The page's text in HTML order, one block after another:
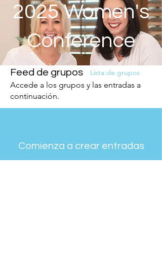
2025 Women's
Conference
Feed de grupos Lista de grupos
Accede a los grupos y las entradas a
continuación.
Comienza a crear entradas